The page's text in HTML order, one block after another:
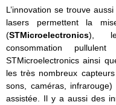
L’innovation se trouve
lasers permettent la
(STMicroelectronics),
consommation
STMicroelectronics ainsi
les très nombreux
sons, caméras,
assistée. Il y a aussi des